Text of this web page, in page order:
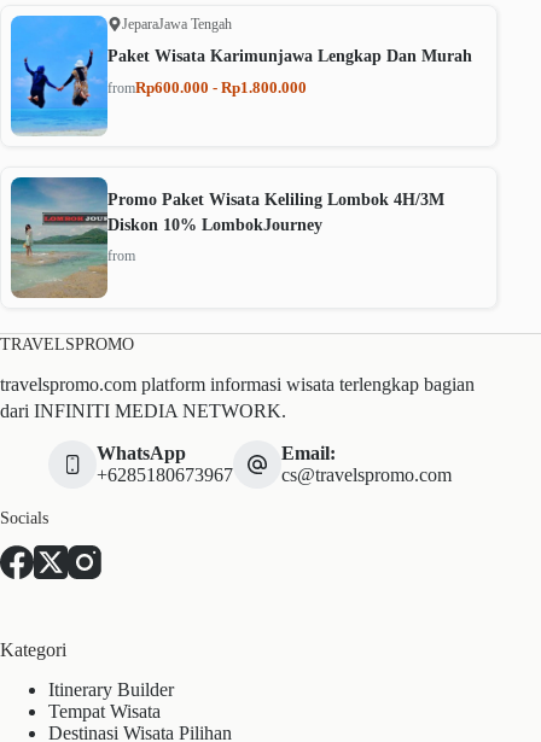
JeparaJawa Tengah
Paket Wisata Karimunjawa Lengkap Dan Murah
fromRp600.000 - Rp1.800.000
Promo Paket Wisata Keliling Lombok 4H/3M
Diskon 10% LombokJourney
from
TRAVELSPROMO
travelspromo.com platform informasi wisata terlengkap bagian
dari INFINITI MEDIA NETWORK.
WhatsApp
+6285180673967
Email:
cs@travelspromo.com
Socials
Kategori
Itinerary Builder
Tempat Wisata
Destinasi Wisata Pilihan